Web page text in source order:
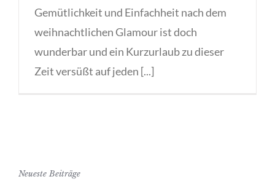
Gemütlichkeit und Einfachheit nach dem
weihnachtlichen Glamour ist doch
wunderbar und ein Kurzurlaub zu dieser
Zeit versüßt auf jeden [...]
Neueste Beiträge